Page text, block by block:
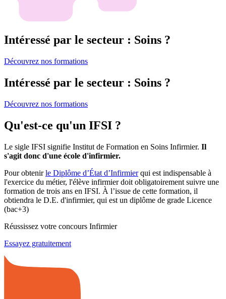
Intéressé par le secteur : Soins ?
Découvrez nos formations
Intéressé par le secteur : Soins ?
Découvrez nos formations
Qu'est-ce qu'un IFSI ?
Le sigle IFSI signifie Institut de Formation en Soins Infirmier. Il
s'agit donc d'une école d'infirmier.
Pour obtenirle Diplôme d’État d’Infirmierqui est indispensable à
l'exercice du métier, l'élève infirmier doit obligatoirement suivre une
formation de trois ans en IFSI. À l’issue de cette formation, il
obtiendra le D.E. d'infirmier, qui est un diplôme de grade Licence
(bac+3)
Réussissez votre concours Infirmier
Essayez gratuitement